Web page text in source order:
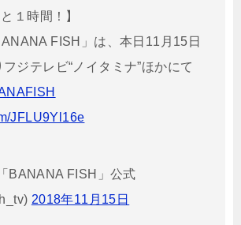
１時間！】
FISH」は、本日11月15日
ジテレビ“ノイタミナ”ほかにて
JFLU9Yl16e
BANANA FISH」公式
2018年11月15日